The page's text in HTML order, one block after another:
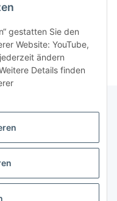
CHF
gestatten Sie den
Website: YouTube,
ändern
Details finden